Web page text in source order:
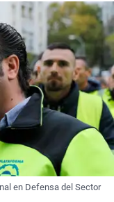
en Defensa del Sector